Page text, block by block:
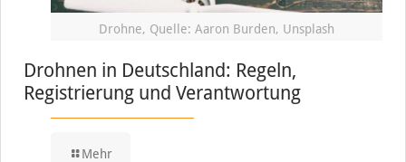
Drohne, Quelle: Aaron Burden, Unsplash
Drohnen in Deutschland: Regeln,
Registrierung und Verantwortung
Mehr